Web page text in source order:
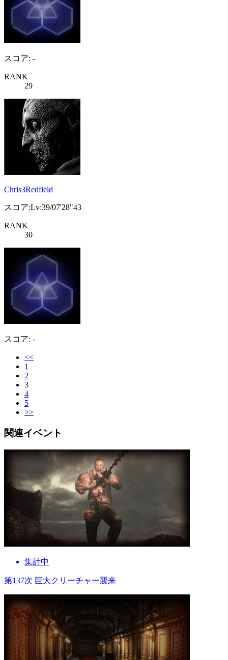
スコア: -
RANK
29
Chris3Redfield
スコア:Lv:39/07'28"43
RANK
30
スコア: -
<<
1
2
3
4
5
>>
関連イベント
集計中
第137次 巨大クリーチャー襲来